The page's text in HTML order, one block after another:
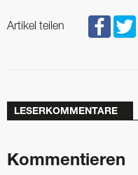
Artikel teilen
LESERKOMMENTARE
Kommentieren